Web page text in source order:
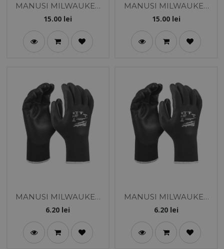
MANUSI MILWAUKEE
REZISTENTE LA TAIERE
15.00 lei
MANUSI MILWAUKEE
REZISTENTE LA TAIERE
15.00lei
MANUSI MILWAUKEE
DE UZ GENERAL 11/XXL
6.20 lei
MANUSI MILWAUKEE
DE UZ GENERAL 10/XL
6.20lei